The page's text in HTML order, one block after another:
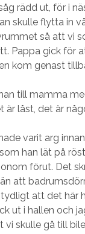
rädd ut, för i
skulle flytta in
så att vi
Pappa gick för
kom genast
han till mamma
är låst, det är
varit arg
han lät på
förut. Det
att
att det här
ut i hallen och
vi skulle gå till